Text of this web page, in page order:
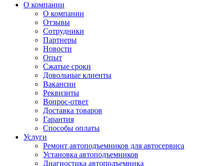
О компании
О компании
Отзывы
Сотрудники
Партнеры
Новости
Опыт
Сжатые сроки
Довольные клиенты
Вакансии
Реквизиты
Вопрос-ответ
Доставка товаров
Гарантия
Способы оплаты
Услуги
Ремонт автоподъемников для автосервиса
Установка автоподъемников
Диагностика автоподъемника